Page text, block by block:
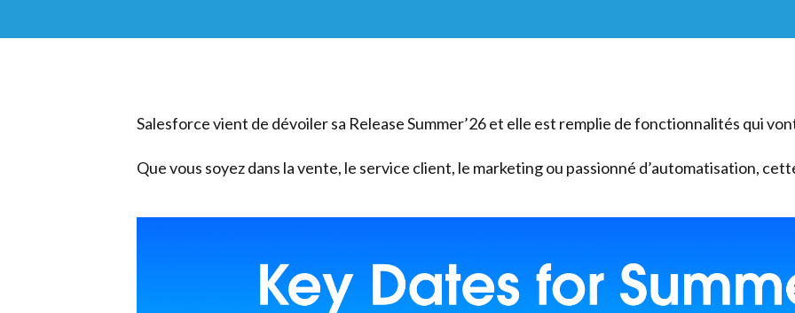
Salesforce vient de dévoiler sa Release Summer’26 et elle est remplie de fonctionnalités qui
Que vous soyez dans la vente, le service client, le marketing ou passionné d’automatisation,